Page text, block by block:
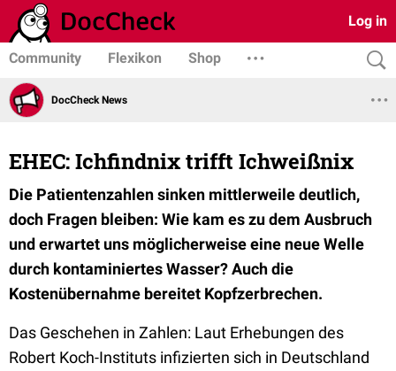
Log in
Community Flexikon Shop
DocCheck News
EHEC: Ichfindnix trifft Ichweißnix
Die Patientenzahlen sinken mittlerweile deutlich,
doch Fragen bleiben: Wie kam es zu dem Ausbruch
und erwartet uns möglicherweise eine neue Welle
durch kontaminiertes Wasser? Auch die
Kostenübernahme bereitet Kopfzerbrechen.
Das Geschehen in Zahlen: Laut Erhebungen des
Robert Koch-Instituts infizierten sich in Deutschland